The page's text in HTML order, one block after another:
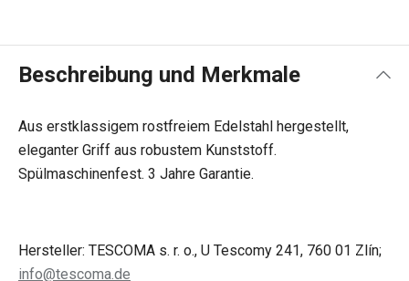
Beschreibung und Merkmale
Aus erstklassigem rostfreiem Edelstahl hergestellt,
eleganter Griff aus robustem Kunststoff.
Spülmaschinenfest. 3 Jahre Garantie.
Hersteller: TESCOMA s. r. o., U Tescomy 241, 760 01 Zlín;
info@tescoma.de